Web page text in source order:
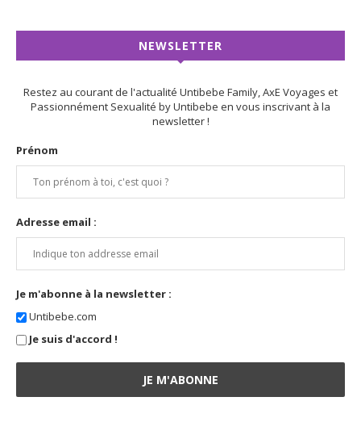
NEWSLETTER
Restez au courant de l'actualité Untibebe Family, AxE Voyages et
Passionnément Sexualité by Untibebe en vous inscrivant à la
newsletter !
Prénom
Adresse email :
Je m'abonne à la newsletter :
Untibebe.com
Je suis d'accord !